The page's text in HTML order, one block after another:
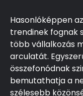
Hasonlóképpen
trendinek fognak
több vállalkozás
arculatát.
összefonódnak
bemutathatja a
szélesebb